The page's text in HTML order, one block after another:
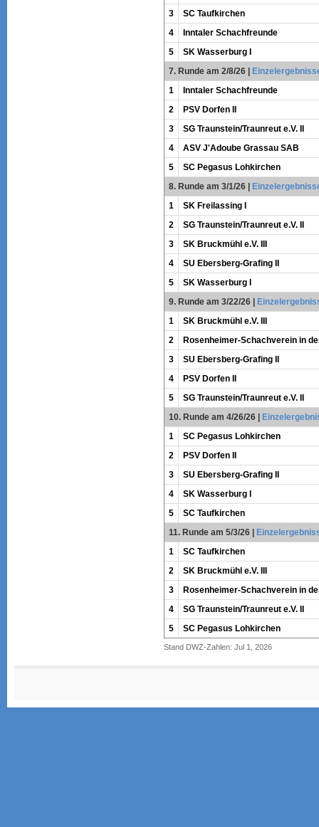
3
SC Taufkirchen
4
Inntaler Schachfreunde
5
SK Wasserburg I
7. Runde am 2/8/26|
1
Inntaler Schachfreunde
2
PSV Dorfen II
3
SG Traunstein/Traunreut e.V. II
4
ASV J'Adoube Grassau SAB
5
SC Pegasus Lohkirchen
8. Runde am 3/1/26|
1
SK Freilassing I
2
SG Traunstein/Traunreut e.V. II
3
SK Bruckmühl e.V. III
4
SU Ebersberg-Grafing II
5
SK Wasserburg I
9. Runde am 3/22/26|
1
SK Bruckmühl e.V. III
2
Rosenheimer-Schachverein in
3
SU Ebersberg-Grafing II
4
PSV Dorfen II
5
SG Traunstein/Traunreut e.V. II
10. Runde am 4/26/26|
1
SC Pegasus Lohkirchen
2
PSV Dorfen II
3
SU Ebersberg-Grafing II
4
SK Wasserburg I
5
SC Taufkirchen
11. Runde am 5/3/26|
1
SC Taufkirchen
2
SK Bruckmühl e.V. III
3
Rosenheimer-Schachverein in
4
SG Traunstein/Traunreut e.V. II
5
SC Pegasus Lohkirchen
Stand DWZ-Zahlen: Jul 1, 2026